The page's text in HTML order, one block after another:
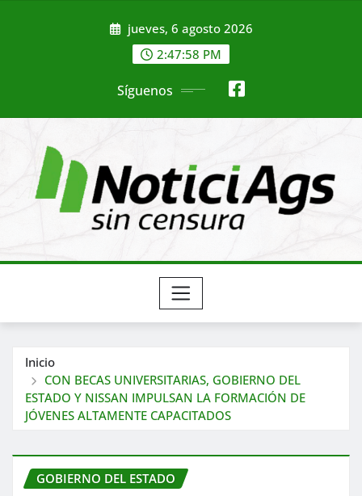
jueves, 6 agosto 2026
2:48:00 PM
Síguenos
Inicio
CON BECAS UNIVERSITARIAS, GOBIERNO DEL
ESTADO Y NISSAN IMPULSAN LA FORMACIÓN DE
JÓVENES ALTAMENTE CAPACITADOS
GOBIERNO DEL ESTADO